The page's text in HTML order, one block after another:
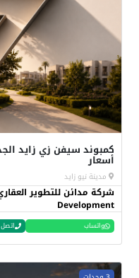
أسعار
مدينة نيو زايد
Development
واتساب اتصل